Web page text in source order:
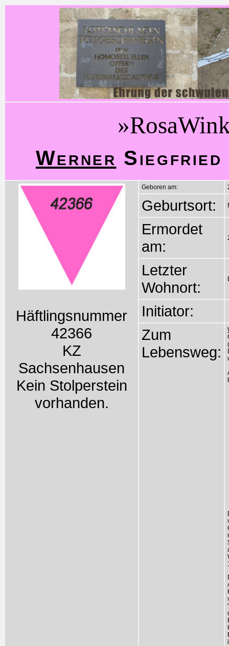
Werner Siegfried
Häftlingsnummer
42366
KZ
Sachsenhausen
Kein Stolperstein
vorhanden.
Geboren am:
Geburtsort:
Ermordet
am:
Letzter
Wohnort:
Initiator:
Zum
Lebensweg: